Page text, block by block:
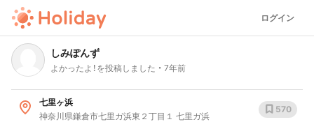
ログイン
しみぽんず
よかったよ！を投稿しました 7年前
七里ヶ浜
神奈川県鎌倉市七里ガ浜東２丁目１ 七里ガ浜
570